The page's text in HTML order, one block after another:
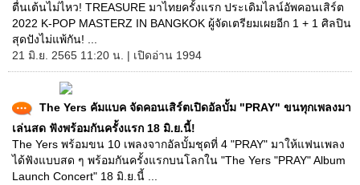
ตื่นเต้นไม่ไหว! TREASURE มาไทยครั้งแรก ประเดิมไลน์อัพคอนเสิร์ต
2022 K-POP MASTERZ IN BANGKOK ผู้จัดเตรียมเผยอีก 1 + 1 ศิลปิน
สุดปังไม่แพ้กัน! ...
21 มิ.ย. 2565 11:20 น. | เปิดอ่าน 1994
The Yers คัมแบค จัดคอนเสิร์ตเปิดอัลบั้ม "PRAY" ขนทุกเพลงมา
เล่นสด ฟังพร้อมกันครั้งแรก 18 มิ.ย.นี้!
The Yers พร้อมขน 10 เพลงจากอัลบั้มชุดที่ 4 "PRAY" มาให้แฟนเพลง
ได้ฟังแบบสด ๆ พร้อมกันครั้งแรกบนโลกใน "The Yers "PRAY" Album
Launch Concert" 18 มิ.ย.นี้ ...